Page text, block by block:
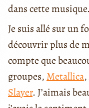
dans cette musique.
Je suis allé sur un
découvrir plus de
compte que
groupes, Metallica,
Slayer. J’aimais